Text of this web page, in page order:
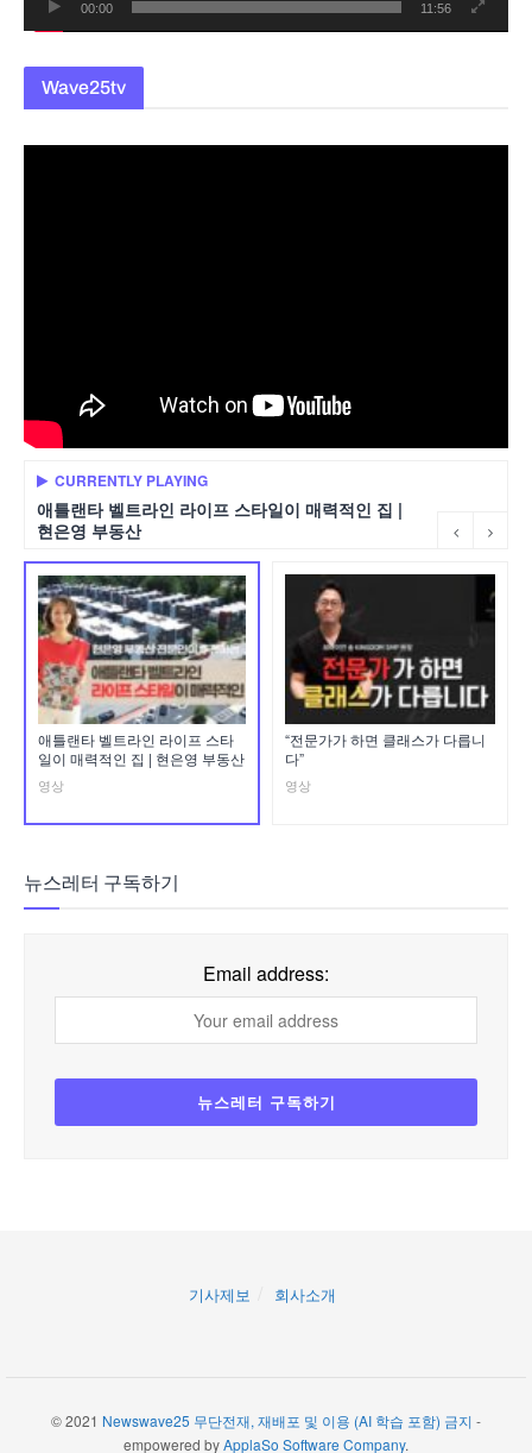
00:00 11:56
Wave25tv
CURRENTLY PLAYING
애틀랜타 벨트라인 라이프 스타일이 매력적인 집 |
현은영 부동산
애틀랜타 벨트라인 라이프 스타
일이 매력적인 집 | 현은영 부동산
영상
“전문가가 하면 클래스가 다릅니
다”
영상
뉴스레터 구독하기
Email address:
기사제보 회사소개
© 2021 Newswave25 무단전재, 재배포 및 이용 (AI 학습 포함) 금지 -
empowered byApplaSo Software Company.